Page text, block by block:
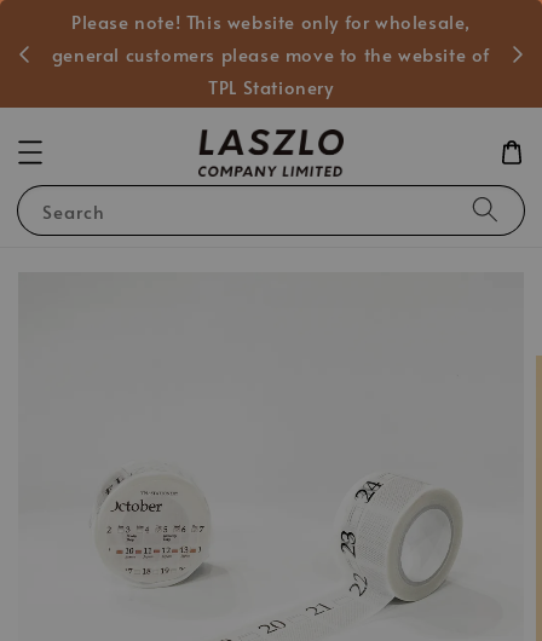
Please note! This website only for wholesale,
general customers please move to the website of
TPL Stationery
Search